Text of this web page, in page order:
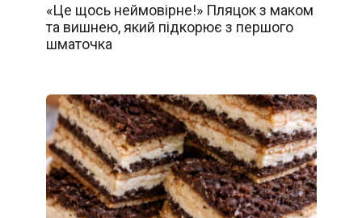
«Це щось неймовірне!» Пляцок з маком
та вишнею, який підкорює з першого
шматочка